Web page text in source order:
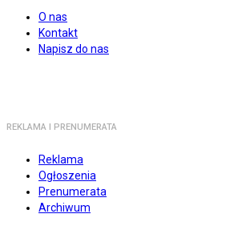
O nas
Kontakt
Napisz do nas
REKLAMA I PRENUMERATA
Reklama
Ogłoszenia
Prenumerata
Archiwum